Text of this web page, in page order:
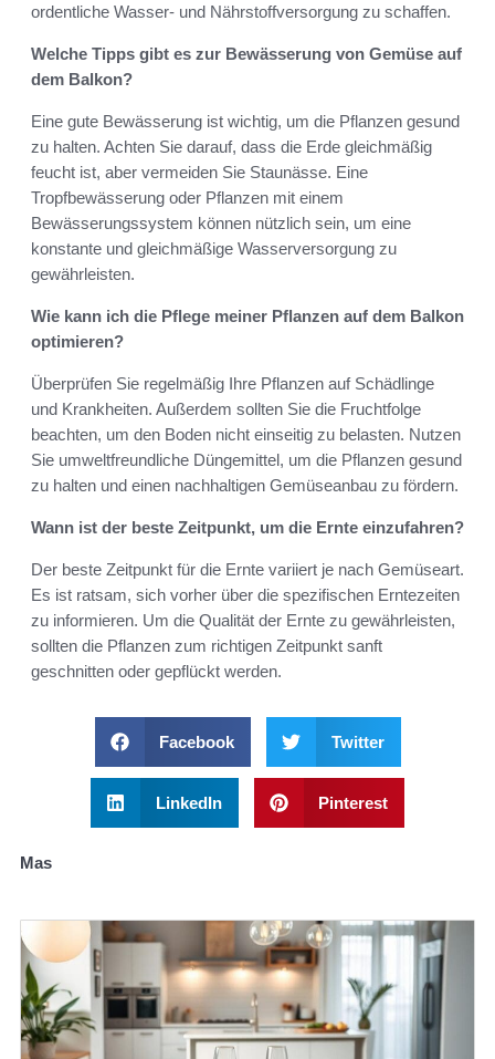
ordentliche Wasser- und Nährstoffversorgung zu schaffen.
Welche Tipps gibt es zur Bewässerung von Gemüse auf
dem Balkon?
Eine gute Bewässerung ist wichtig, um die Pflanzen gesund
zu halten. Achten Sie darauf, dass die Erde gleichmäßig
feucht ist, aber vermeiden Sie Staunässe. Eine
Tropfbewässerung oder Pflanzen mit einem
Bewässerungssystem können nützlich sein, um eine
konstante und gleichmäßige Wasserversorgung zu
gewährleisten.
Wie kann ich die Pflege meiner Pflanzen auf dem Balkon
optimieren?
Überprüfen Sie regelmäßig Ihre Pflanzen auf Schädlinge
und Krankheiten. Außerdem sollten Sie die Fruchtfolge
beachten, um den Boden nicht einseitig zu belasten. Nutzen
Sie umweltfreundliche Düngemittel, um die Pflanzen gesund
zu halten und einen nachhaltigen Gemüseanbau zu fördern.
Wann ist der beste Zeitpunkt, um die Ernte einzufahren?
Der beste Zeitpunkt für die Ernte variiert je nach Gemüseart.
Es ist ratsam, sich vorher über die spezifischen Erntezeiten
zu informieren. Um die Qualität der Ernte zu gewährleisten,
sollten die Pflanzen zum richtigen Zeitpunkt sanft
geschnitten oder gepflückt werden.
Facebook Twitter
LinkedIn Pinterest
Mas